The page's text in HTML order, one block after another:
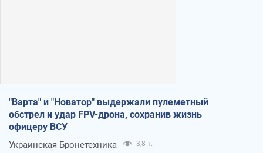
"Варта" и "Новатор" выдержали пулеметный
обстрел и удар FPV-дрона, сохранив жизнь
офицеру ВСУ
Украинская Бронетехника 3,8 т.